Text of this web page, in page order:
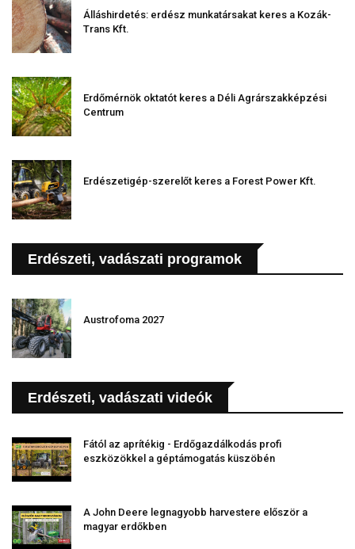
Álláshirdetés: erdész munkatársakat keres a Kozák-
Trans Kft.
Erdőmérnök oktatót keres a Déli Agrárszakképzési
Centrum
Erdészetigép-szerelőt keres a Forest Power Kft.
Erdészeti, vadászati programok
Austrofoma 2027
Erdészeti, vadászati videók
Fától az aprítékig - Erdőgazdálkodás profi
eszközökkel a géptámogatás küszöbén
A John Deere legnagyobb harvestere először a
magyar erdőkben